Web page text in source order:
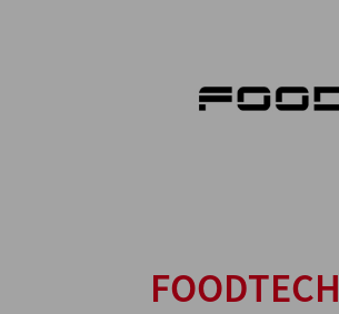
FOODTECH